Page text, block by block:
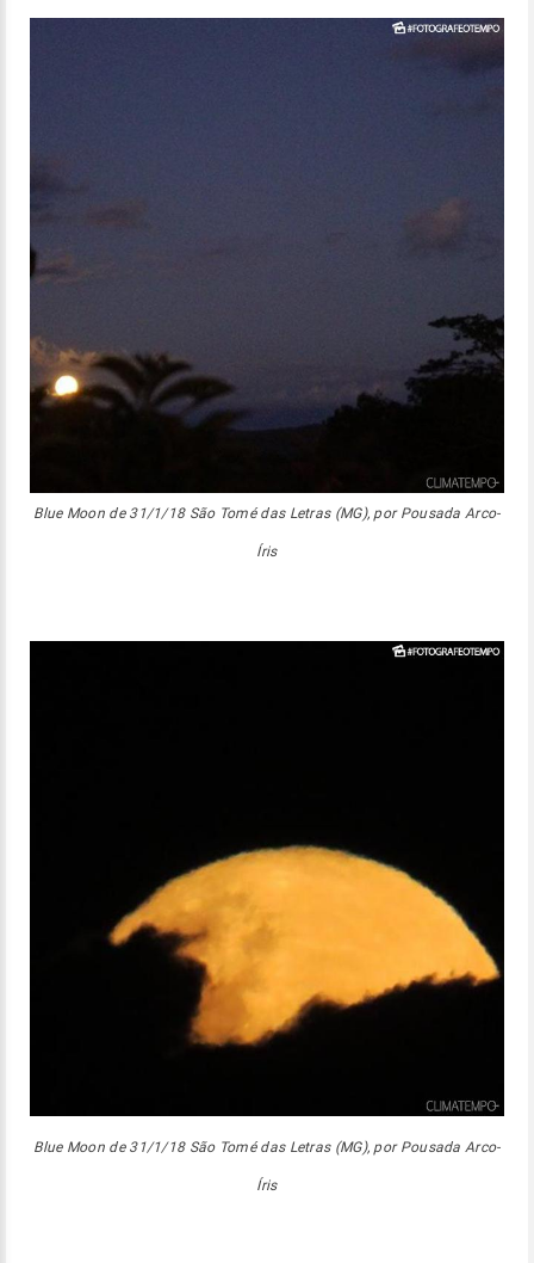
Blue Moon de 31/1/18 São Tomé das Letras (MG), por Pousada Arco-
Íris
Blue Moon de 31/1/18 São Tomé das Letras (MG), por Pousada Arco-
Íris